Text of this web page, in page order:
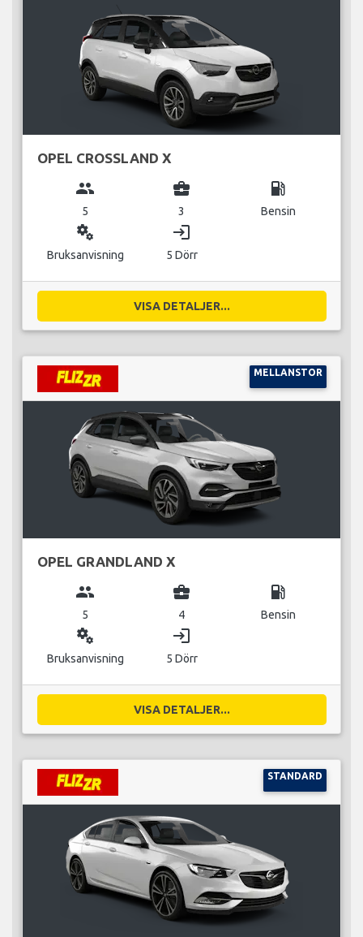
OPEL CROSSLAND X
group
5
business_center
3
local_gas_station
Bensin
miscellaneous_services
Bruksanvisning
login
5 Dörr
VISA DETALJER...
MELLANSTOR
OPEL GRANDLAND X
group
5
business_center
4
local_gas_station
Bensin
miscellaneous_services
Bruksanvisning
login
5 Dörr
VISA DETALJER...
STANDARD